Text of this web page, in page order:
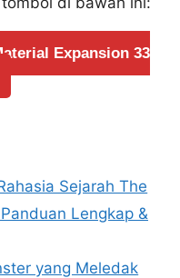
Expansion 33
Sejarah The
Lengkap &
yang Meledak